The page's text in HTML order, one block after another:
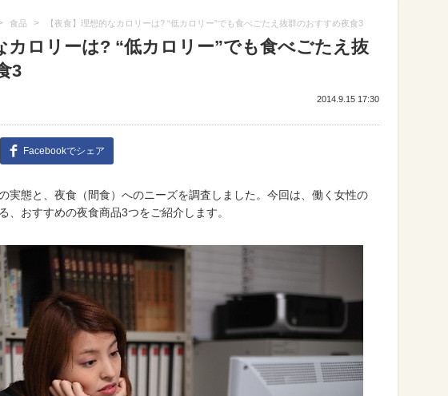
食品 > 【夜食】理想的なカロリーは? “低カロリー”でも食べごたえ抜群のおすすめ夜食3
カロリーは? “低カロリー”でも食べごたえ抜
3
2014.9.15 17:30
Facebookでシェア
実態と、夜食（間食）へのニーズを調査しました。今回は、働く女性の
、おすすめの夜食商品3つをご紹介します。